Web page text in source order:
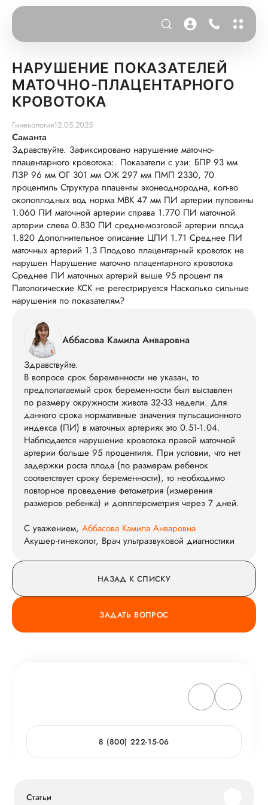
НАРУШЕНИЕ ПОКАЗАТЕЛЕЙ
МАТОЧНО-ПЛАЦЕНТАРНОГО
КРОВОТОКА
Гинекология12.05.2025
Саманта
Здравствуйте. Зафиксировано нарушение маточно-
плацентарного кровотока:. Показатели с узи: БПР 93 мм
ЛЗР 96 мм ОГ 301 мм ОЖ 297 мм ПМП 2330, 70
процентиль Структура плаценты эхонеоднородна, кол-во
околоплодных вод норма МВК 47 мм ПИ артерии пуповины
1.060 ПИ маточной артерии справа 1.770 ПИ маточной
артерии слева 0.830 ПИ средне-мозговой артерии плода
1.820 Дополнительное описание ЦПИ 1.71 Среднее ПИ
маточных артерий 1.3 Плодово плацентарный кровоток не
нарушен Нарушение маточно плацентарного кровотока
Среднее ПИ маточных артерий выше 95 процент ля
Патологические КСК не регестрируется Насколько сильные
нарушения по показателям?
Аббасова Камила Анваровна
Здравствуйте.
В вопросе срок беременности не указан, то
предполагаемый срок беременности был выставлен
по размеру окружности живота 32-33 недели. Для
данного срока нормативные значения пульсационного
индекса (ПИ) в маточных артериях это 0.51-1.04.
Наблюдается нарушение кровотока правой маточной
артерии больше 95 процентиля. При условии, что нет
задержки роста плода (по размерам ребенок
соответствует сроку беременности), то необходимо
повторное проведение фетометрия (измерения
размеров ребенка) и допплерометрия через 7 дней.
С уважением, Аббасова Камила Анваровна
Акушер-гинеколог, Врач ультразвуковой диагностики
НАЗАД К СПИСКУ
ЗАДАТЬ ВОПРОС
8 (800) 222-15-06
Статьи